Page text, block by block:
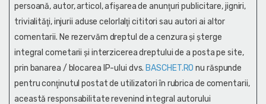
persoană, autor, articol, afişarea de anunţuri publicitare, jigniri,
trivialităţi, injurii aduse celorlalţi cititori sau autori ai altor
comentarii. Ne rezervăm dreptul de a cenzura și şterge
integral cometarii și interzicerea dreptului de a posta pe site,
prin banarea / blocarea IP-ului dvs. BASCHET.RO nu răspunde
pentru conţinutul postat de utilizatori în rubrica de comentarii,
această responsabilitate revenind integral autorului